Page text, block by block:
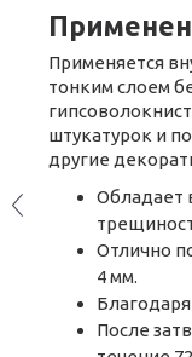
Применяется
тонким слоем
штукатурок и
другие
Обладает
Отлично
4 мм.
После